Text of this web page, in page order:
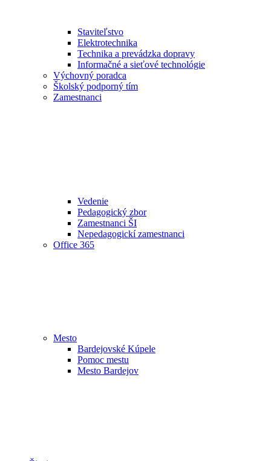
Staviteľstvo
Elektrotechnika
Technika a prevádzka dopravy
Informačné a sieťové technológie
Výchovný poradca
Školský podporný tím
Zamestnanci
Vedenie
Pedagogický zbor
Zamestnanci ŠI
Nepedagogickí zamestnanci
Office 365
Mesto
Bardejovské Kúpele
Pomoc mestu
Mesto Bardejov